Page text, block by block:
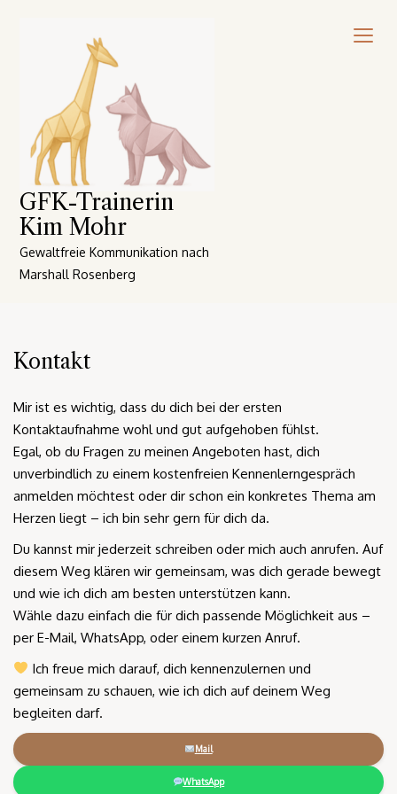
GFK-Trainerin
Kim Mohr
Gewaltfreie Kommunikation nach
Marshall Rosenberg
Kontakt
Mir ist es wichtig, dass du dich bei der ersten
Kontaktaufnahme wohl und gut aufgehoben fühlst.
Egal, ob du Fragen zu meinen Angeboten hast, dich
unverbindlich zu einem kostenfreien Kennenlerngespräch
anmelden möchtest oder dir schon ein konkretes Thema am
Herzen liegt – ich bin sehr gern für dich da.
Du kannst mir jederzeit schreiben oder mich auch anrufen. Auf
diesem Weg klären wir gemeinsam, was dich gerade bewegt
und wie ich dich am besten unterstützen kann.
Wähle dazu einfach die für dich passende Möglichkeit aus –
per E-Mail, WhatsApp, oder einem kurzen Anruf.
Ich freue mich darauf, dich kennenzulernen und
gemeinsam zu schauen, wie ich dich auf deinem Weg
begleiten darf.
Mail
WhatsApp